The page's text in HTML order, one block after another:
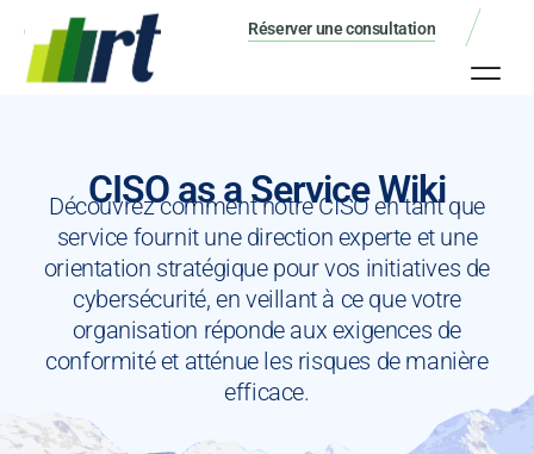
Réserver une consultation
CISO as a Service Wiki
Découvrez comment notre CISO en tant que
service fournit une direction experte et une
orientation stratégique pour vos initiatives de
cybersécurité, en veillant à ce que votre
organisation réponde aux exigences de
conformité et atténue les risques de manière
efficace.